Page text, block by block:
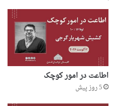
اطاعت در امور کوچک
5 روز پیش